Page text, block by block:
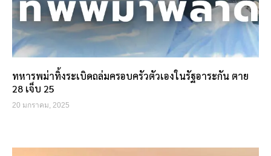
ทหารพม่าทิ้งระเบิดถล่มครอบครัวตัวเองในรัฐอาระกัน ตาย
28 เจ็บ 25
20 มกราคม, 2025